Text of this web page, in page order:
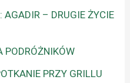
AGADIR – DRUGIE ŻYCIE
PODRÓŻNIKÓW
PRZY GRILLU